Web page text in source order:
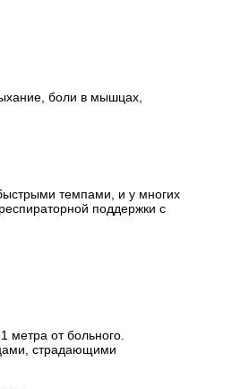
боли в мышцах,
темпами, и у многих
поддержки с
метра от больного.
страдающими